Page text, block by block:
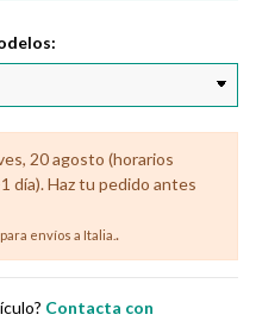
20 agosto (horarios
día). Haz tu pedido antes
envíos a Italia. .
Contacta con